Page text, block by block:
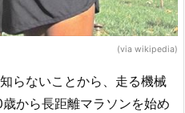
(via wikipedia)
らないことから、走る機械
から長距離マラソンを始め